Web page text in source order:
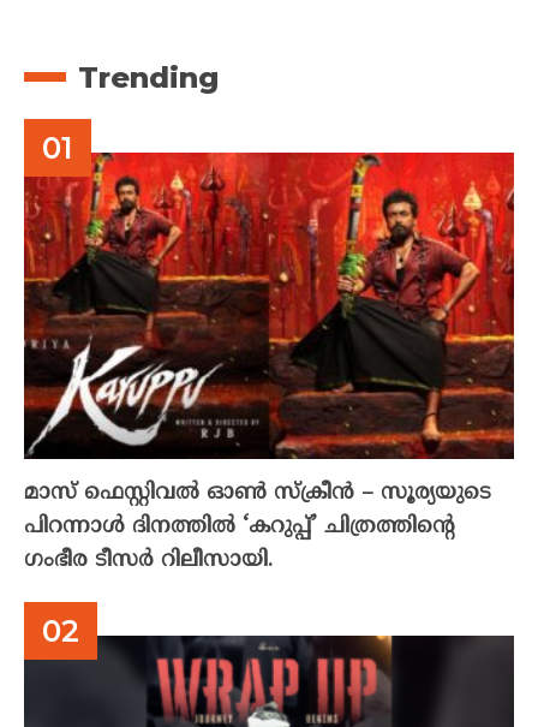
Trending
മാസ് ഫെസ്റ്റിവൽ ഓൺ സ്‌ക്രീൻ – സൂര്യയുടെ
പിറന്നാൾ ദിനത്തിൽ ‘കറുപ്പ്’ ചിത്രത്തിന്റെ
ഗംഭീര ടീസർ റിലീസായി.